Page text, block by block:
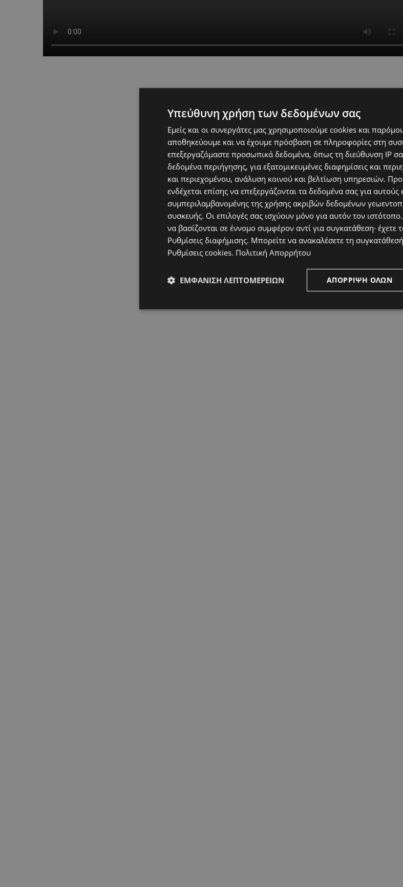
Υπεύθυνη χρήση των δεδομένων σας
Εμείς και οι συνεργάτες μας χρησιμοποιούμε cookies και
αποθηκεύουμε και να έχουμε πρόσβαση σε πληροφορίες στη
επεξεργαζόμαστε προσωπικά δεδομένα, όπως τη διεύθυνση IP
δεδομένα περιήγησης, για εξατομικευμένες διαφημίσεις και
και περιεχομένου, ανάλυση κοινού και βελτίωση υπηρεσιών.
ενδέχεται επίσης να επεξεργάζονται τα δεδομένα σας για
συμπεριλαμβανομένης της χρήσης ακριβών δεδομένων
συσκευής. Οι επιλογές σας ισχύουν μόνο για αυτόν τον
να βασίζονται σε έννομο συμφέρον αντί για συγκατάθεση· έχετε
Ρυθμίσεις διαφήμισης. Μπορείτε να ανακαλέσετε τη
Ρυθμίσεις cookies. Πολιτική Απορρήτου
ΑΠΌΡΡΙΨΗ ΌΛΩΝ
ΕΜΦΆΝΙΣΗ ΛΕΠΤΟΜΕΡΕΙΏΝ